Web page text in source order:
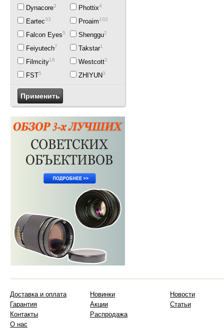
Dynacore3
Eartec33
Falcon Eyes5
Feiyutech7
Filmcity16
FST5
Phottix4
Proaim102
Shenggu2
Takstar1
Westcott2
ZHIYUN3
Доставка и оплата
Гарантия
Контакты
О нас
Новинки
Акции
Распродажа
Новости
Статьи